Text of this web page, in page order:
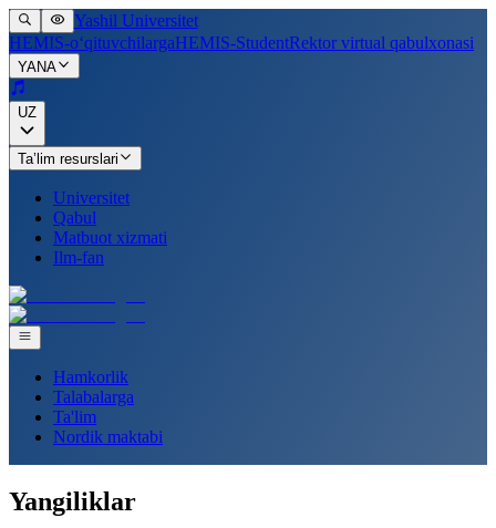
Yashil Universitet
HEMIS-o‘qituvchilargaHEMIS-StudentRektor virtual qabulxonasi
YANA
UZ
Ta’lim resurslari
Universitet
Qabul
Matbuot xizmati
Ilm-fan
Hamkorlik
Talabalarga
Ta'lim
Nordik maktabi
Yangiliklar